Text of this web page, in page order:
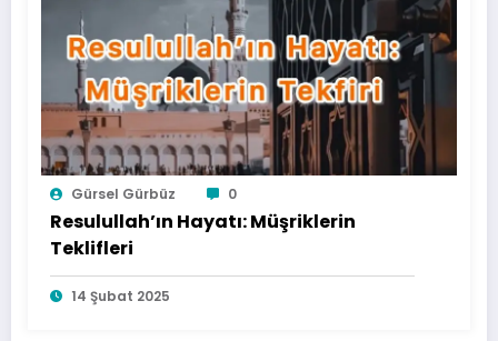
Gürsel Gürbüz 0
Resulullah’ın Hayatı: Müşriklerin
Teklifleri
14 Şubat 2025